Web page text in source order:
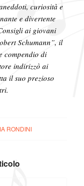
curiosità e
e divertente
ai giovani
Schumann”, il
compendio di
indirizzò ai
il suo prezioso
RONDINI